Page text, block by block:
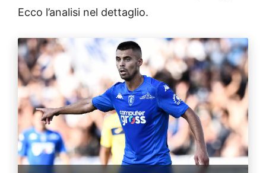
Ecco l’analisi nel dettaglio.